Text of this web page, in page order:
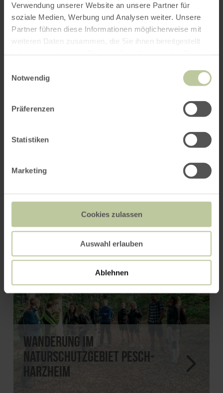
Verwendung unserer Website an unsere Partner für
soziale Medien, Werbung und Analysen weiter. Unsere
Partner führen diese Informationen möglicherweise mit
weiteren Daten zusammen, die Sie ihnen bereitgestellt
Notwendig
Präferenzen
Statistiken
Marketing
Cookies zulassen
Auswahl erlauben
Ablehnen
Weitere Veranstaltungen
Ökologische Pilzwanderung
20.09. - 25.10.2026
Wanderung im
Naturschutzgebiet Pesch-
Harzheim